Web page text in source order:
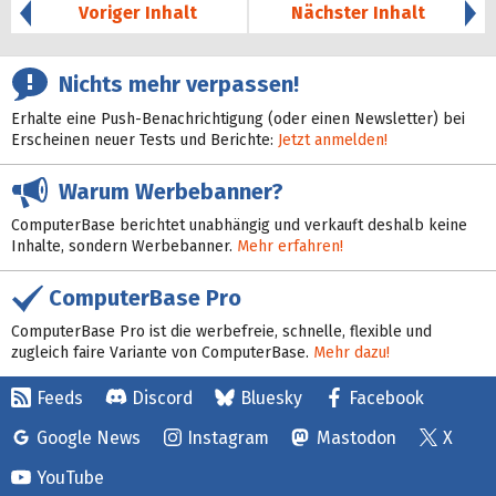
Voriger Inhalt Nächster Inhalt
Nichts mehr verpassen!
Erhalte eine Push-Benachrichtigung (oder einen Newsletter) bei
Erscheinen neuer Tests und Berichte: Jetzt anmelden!
Warum Werbebanner?
ComputerBase berichtet unabhängig und verkauft deshalb keine
Inhalte, sondern Werbebanner. Mehr erfahren!
ComputerBase Pro
ComputerBase Pro ist die werbefreie, schnelle, flexible und
zugleich faire Variante von ComputerBase. Mehr dazu!
Feeds Discord Bluesky
Facebook
Google News
Instagram Mastodon
X
YouTube